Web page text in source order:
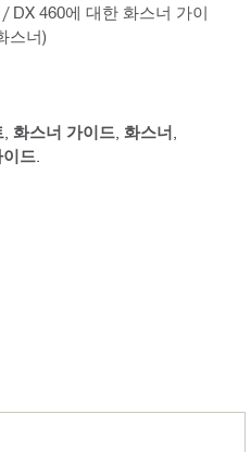
DX 460에 대한 화스너 가이
스너)
화스너 가이드 화스너
이드